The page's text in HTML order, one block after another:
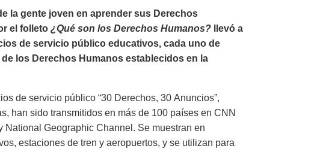
la gente joven en aprender sus Derechos
el folleto ¿Qué son los Derechos Humanos? llevó a
de servicio público educativos, cada uno de
los Derechos Humanos establecidos en la
de servicio público “30 Derechos, 30 Anuncios”,
han sido transmitidos en más de 100 países en CNN
National Geographic Channel. Se muestran en
estaciones de tren y aeropuertos, y se utilizan para